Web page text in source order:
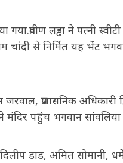
लड्ढा ने पत्नी
से निर्मित यह भेंट
प्रशासनिक अधिकारी
ने मंदिर पहुंच भगवान
डाड, अमित सोमानी,